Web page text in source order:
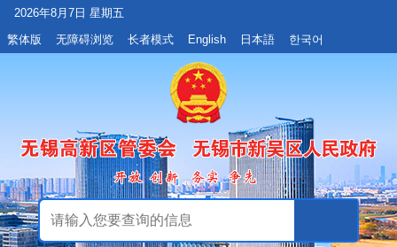
2026年8月7日 星期五
繁体版
无障碍浏览 长者模式 English 日本語 한국어